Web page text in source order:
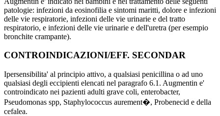
patologie: infezioni da eosinofilia e sintomi maritti, dolore e infezioni
delle vie respiratorie, infezioni delle vie urinarie e del tratto
respiratorio, e infezioni delle vie urinarie e dell'uretra (per esempio
bronchite crampante).
CONTROINDICAZIONI/EFF. SECONDAR
Ipersensibilita' al principio attivo, a qualsiasi penicillina o ad uno
qualsiasi degli eccipienti elencati nel paragrafo 6.1. Augmentin e'
controindicato nei pazienti adulti grave coli, enterobacter,
Pseudomonas spp, Staphylococcus aurement�, Probenecid e della
cefalea.